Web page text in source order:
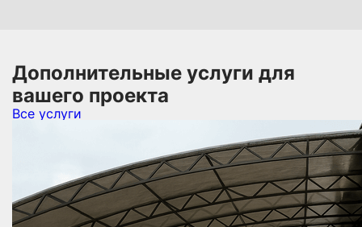
Дополнительные услуги для
вашего проекта
Все услуги